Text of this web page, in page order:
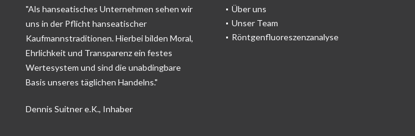
"Als hanseatisches Unternehmen sehen wir
uns in der Pflicht hanseatischer
Kaufmannstraditionen. Hierbei bilden Moral,
Ehrlichkeit und Transparenz ein festes
Wertesystem und sind die unabdingbare
Basis unseres täglichen Handelns."
Dennis Suitner e.K., Inhaber
Über uns
Unser Team
Röntgenfluoreszenzanalyse